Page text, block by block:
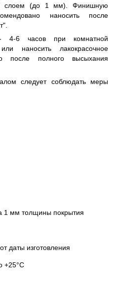
слоем (до 1 мм). Финишную
наносить после
4-6 часов при комнатной
наносить лакокрасочное
после полного высыхания
следует соблюдать меры
1 мм толщины покрытия
даты изготовления
+25°С